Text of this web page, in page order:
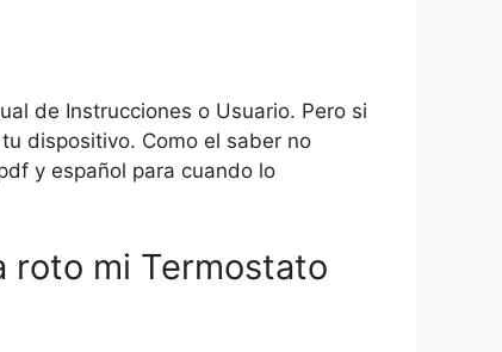
de Instrucciones o Usuario. Pero si
dispositivo. Como el saber no
y español para cuando lo
roto mi Termostato